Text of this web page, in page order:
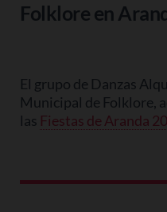
Folklore en
El grupo de Danzas
Municipal de Folklore,
las Fiestas de Aranda